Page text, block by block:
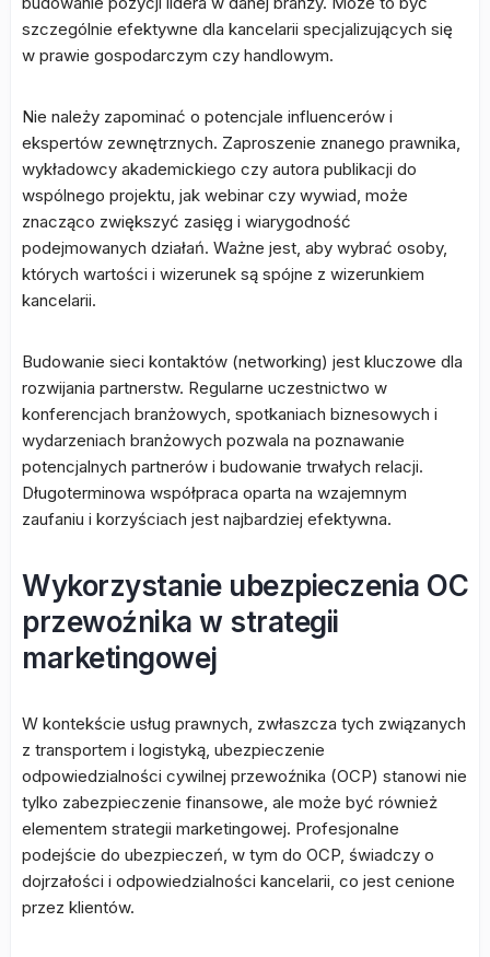
szczególnie efektywne dla kancelarii specjalizujących się
w prawie gospodarczym czy handlowym.
Nie należy zapominać o potencjale influencerów i
ekspertów zewnętrznych. Zaproszenie znanego prawnika,
wykładowcy akademickiego czy autora publikacji do
wspólnego projektu, jak webinar czy wywiad, może
znacząco zwiększyć zasięg i wiarygodność
podejmowanych działań. Ważne jest, aby wybrać osoby,
których wartości i wizerunek są spójne z wizerunkiem
kancelarii.
Budowanie sieci kontaktów (networking) jest kluczowe dla
rozwijania partnerstw. Regularne uczestnictwo w
konferencjach branżowych, spotkaniach biznesowych i
wydarzeniach branżowych pozwala na poznawanie
potencjalnych partnerów i budowanie trwałych relacji.
Długoterminowa współpraca oparta na wzajemnym
zaufaniu i korzyściach jest najbardziej efektywna.
Wykorzystanie ubezpieczenia OC
przewoźnika w strategii
marketingowej
W kontekście usług prawnych, zwłaszcza tych związanych
z transportem i logistyką, ubezpieczenie
odpowiedzialności cywilnej przewoźnika (OCP) stanowi nie
tylko zabezpieczenie finansowe, ale może być również
elementem strategii marketingowej. Profesjonalne
podejście do ubezpieczeń, w tym do OCP, świadczy o
dojrzałości i odpowiedzialności kancelarii, co jest cenione
przez klientów.